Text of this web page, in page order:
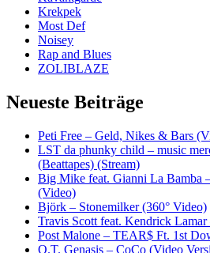
Krekpek
Most Def
Noisey
Rap and Blues
ZOLIBLAZE
Neueste Beiträge
Peti Free – Geld, Nikes & Bars
LST da phunky child – music
(Beattapes) (Stream)
Big Mike feat. Gianni La Bamba
(Video)
Björk – Stonemilker (360° Video)
Travis Scott feat. Kendrick
Post Malone – TEAR$ Ft. 1st
O.T. Genasis – CoCo (Video